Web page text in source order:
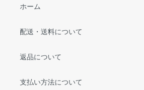
ホーム
配送・送料について
返品について
支払い方法について